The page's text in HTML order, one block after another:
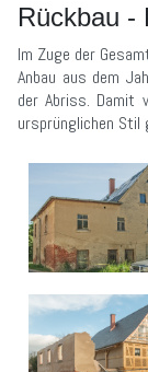
Rückbau -
Im Zuge der
Anbau aus dem
der Abriss. Damit
ursprünglichen Stil